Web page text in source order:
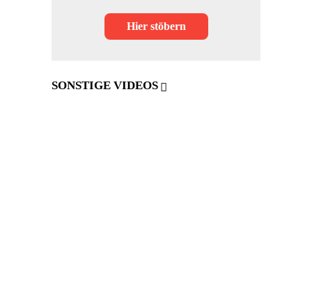
Hier stöbern
SONSTIGE VIDEOS